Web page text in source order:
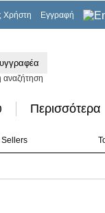
Χρήστη Εγγραφή
αναζήτηση
Περισσότερα
Sellers